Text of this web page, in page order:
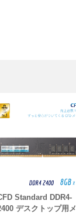
Standard DDR4-
デスクトップ用メ